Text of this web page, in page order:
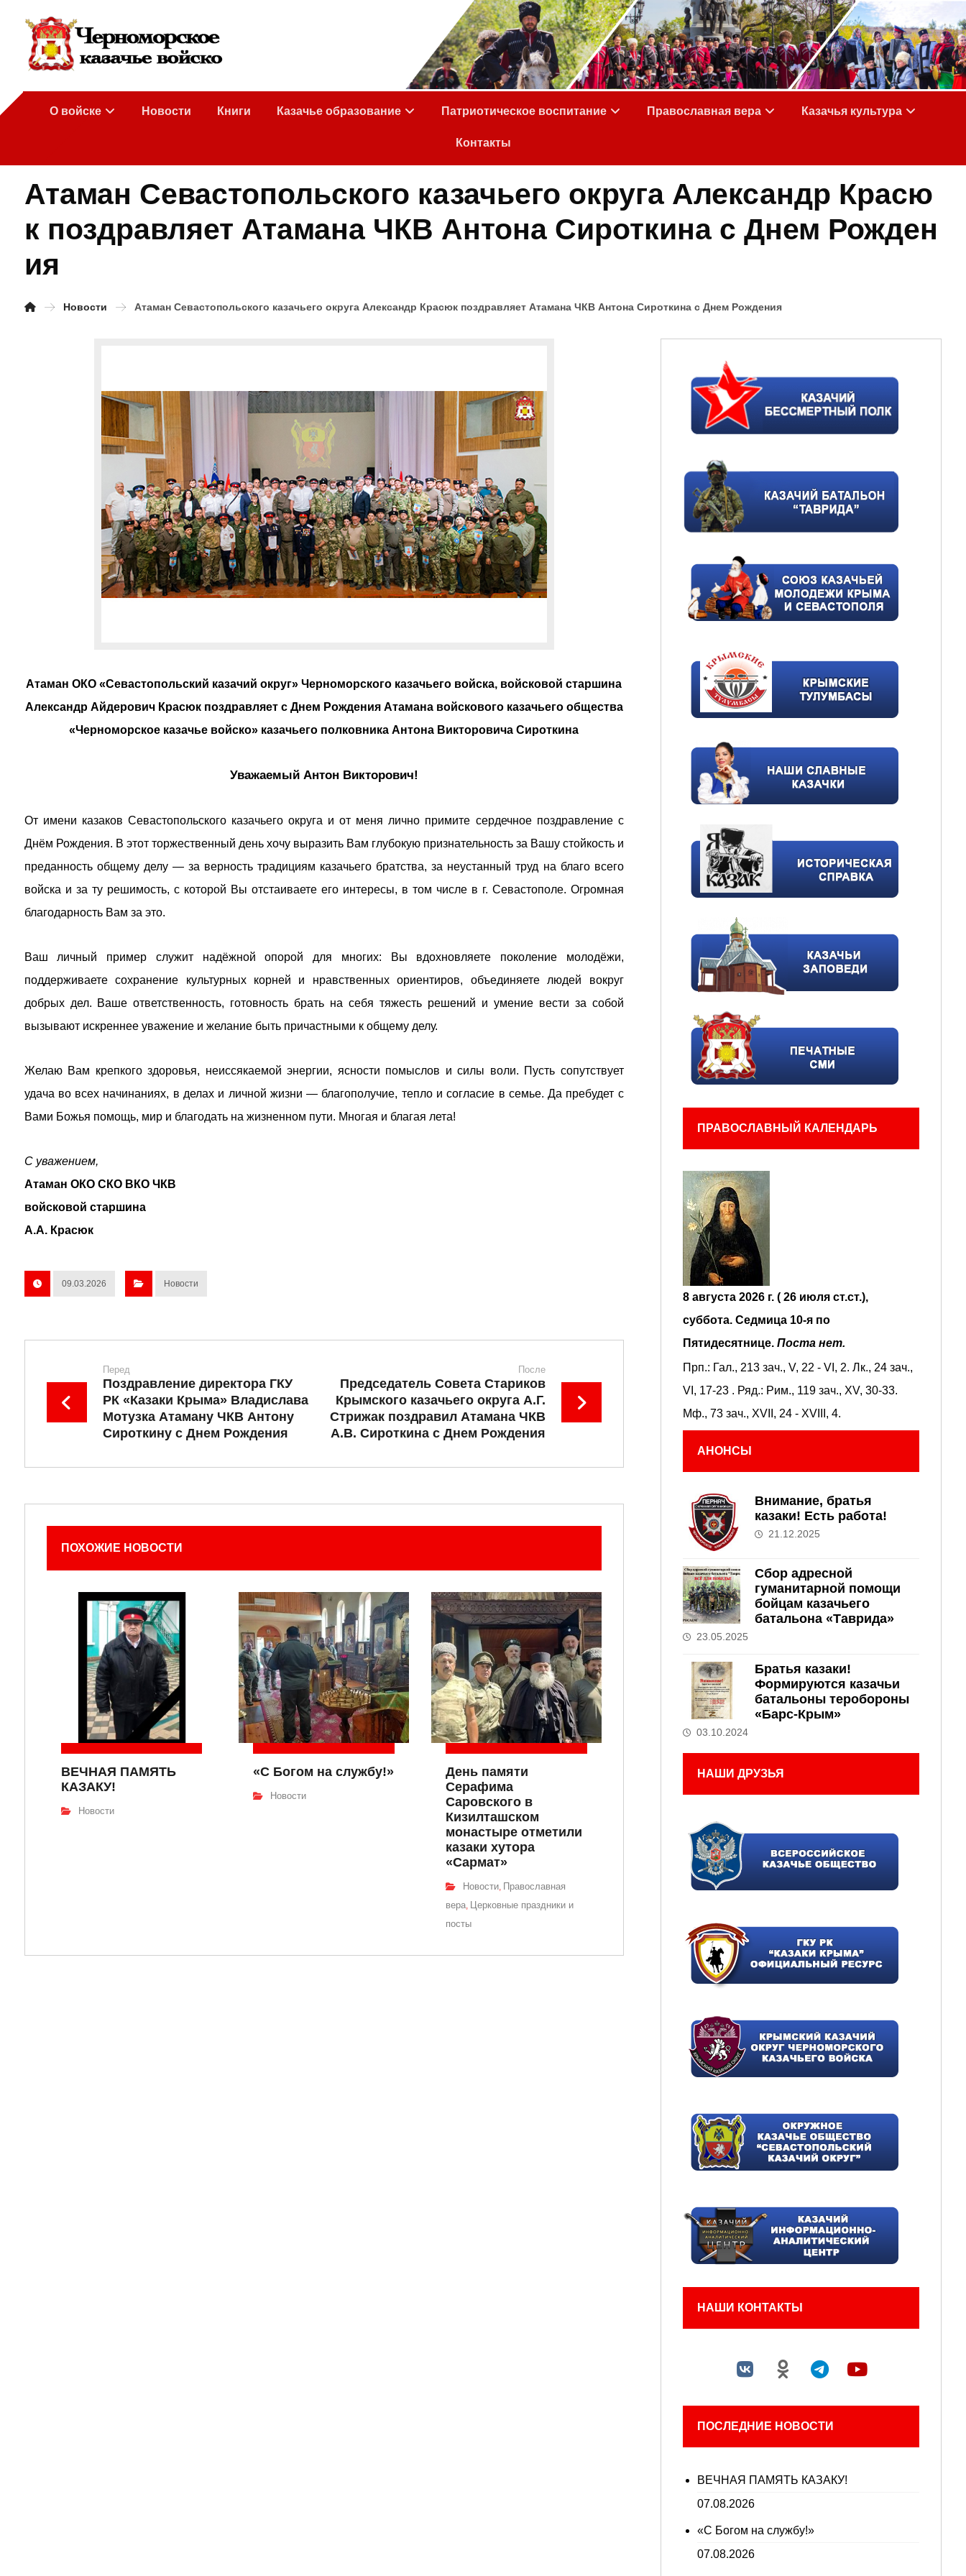
О войске Новости Книги Казачье образование Патриотическое воспитание Православная вера Казачья культура
Контакты
Атаман Севастопольского казачьего округа Александр Красю
к поздравляет Атамана ЧКВ Антона Сироткина с Днем Рожден
ия
Новости Атаман Севастопольского казачьего округа Александр Красюк поздравляет Атамана ЧКВ Антона Сироткина с Днем Рождения
Атаман ОКО «Севастопольский казачий округ» Черноморского казачьего войска, войсковой старшина
Александр Айдерович Красюк поздравляет с Днем Рождения Атамана войскового казачьего общества
«Черноморское казачье войско» казачьего полковника Антона Викторовича Сироткина
Уважаемый Антон Викторович!
От имени казаков Севастопольского казачьего округа и от меня лично примите сердечное поздравление с
Днём Рождения. В этот торжественный день хочу выразить Вам глубокую признательность за Вашу стойкость и
преданность общему делу — за верность традициям казачьего братства, за неустанный труд на благо всего
войска и за ту решимость, с которой Вы отстаиваете его интересы, в том числе в г. Севастополе. Огромная
благодарность Вам за это.
Ваш личный пример служит надёжной опорой для многих: Вы вдохновляете поколение молодёжи,
поддерживаете сохранение культурных корней и нравственных ориентиров, объединяете людей вокруг
добрых дел. Ваше ответственность, готовность брать на себя тяжесть решений и умение вести за собой
вызывают искреннее уважение и желание быть причастными к общему делу.
Желаю Вам крепкого здоровья, неиссякаемой энергии, ясности помыслов и силы воли. Пусть сопутствует
удача во всех начинаниях, в делах и личной жизни — благополучие, тепло и согласие в семье. Да пребудет с
Вами Божья помощь, мир и благодать на жизненном пути. Многая и благая лета!
С уважением,
Атаман ОКО СКО ВКО ЧКВ
войсковой старшина
А.А. Красюк
09.03.2026 Новости
Перед
Поздравление директора ГКУ
РК «Казаки Крыма» Владислава
Мотузка Атаману ЧКВ Антону
Сироткину с Днем Рождения
После
Председатель Совета Стариков
Крымского казачьего округа А.Г.
Стрижак поздравил Атамана ЧКВ
А.В. Сироткина с Днем Рождения
ПОХОЖИЕ НОВОСТИ
ВЕЧНАЯ ПАМЯТЬ
КАЗАКУ!
Новости
«С Богом на службу!»
Новости
День памяти
Серафима
Саровского в
Кизилташском
монастыре отметили
казаки хутора
«Сармат»
Новости, Православная
вера, Церковные праздники и
посты
ПРАВОСЛАВНЫЙ КАЛЕНДАРЬ
8 августа 2026 г. ( 26 июля ст.ст.),
суббота. Седмица 10-я по
Пятидесятнице. Поста нет.
Прп.: Гал., 213 зач., V, 22 - VI, 2. Лк., 24 зач.,
VI, 17-23 . Ряд.: Рим., 119 зач., XV, 30-33.
Мф., 73 зач., XVII, 24 - XVIII, 4.
АНОНСЫ
Внимание, братья
казаки! Есть работа!
21.12.2025
Сбор адресной
гуманитарной помощи
бойцам казачьего
батальона «Таврида»
23.05.2025
Братья казаки!
Формируются казачьи
батальоны теробороны
«Барс-Крым»
03.10.2024
НАШИ ДРУЗЬЯ
НАШИ КОНТАКТЫ
ПОСЛЕДНИЕ НОВОСТИ
ВЕЧНАЯ ПАМЯТЬ КАЗАКУ!
07.08.2026
«С Богом на службу!»
07.08.2026